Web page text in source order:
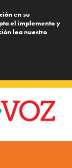
en su
el implemento y
lea nuestro